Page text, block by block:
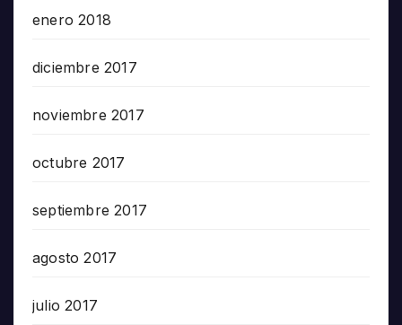
enero 2018
diciembre 2017
noviembre 2017
octubre 2017
septiembre 2017
agosto 2017
julio 2017